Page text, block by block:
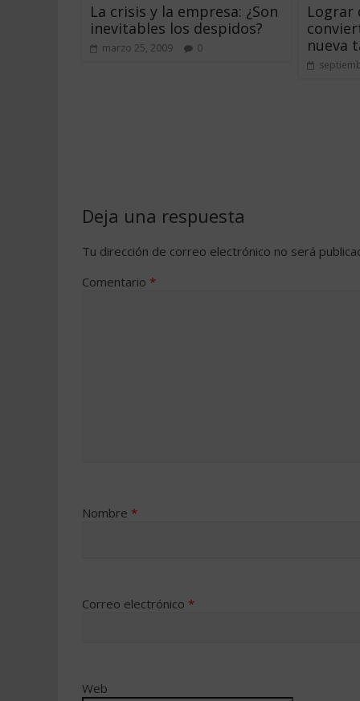
La crisis y la empresa: ¿Son
inevitables los despidos?
marzo 25, 2009 0
Lograr
nueva
Deja una respuesta
Tu dirección de correo electrónico no será
Comentario *
Nombre *
Correo electrónico *
Web